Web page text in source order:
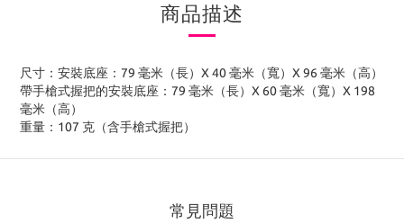
商品描述
尺寸：安裝底座：79 毫米（長）X 40 毫米（寬）X 96 毫米（高）
帶手槍式握把的安裝底座：79 毫米（長）X 60 毫米（寬）X 198
毫米（高）
重量：107 克（含手槍式握把）
常見問題